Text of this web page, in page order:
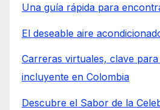
Una guía rápida para
El deseable aire
Carreras virtuales, clave
incluyente en Colombia
Descubre el Sabor de la